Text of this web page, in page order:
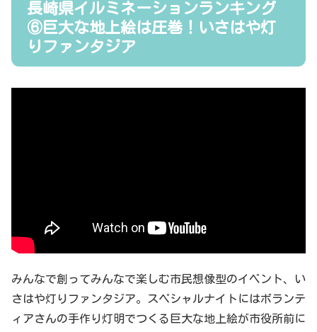
長崎県イルミネーションランキング
⑥巨大な地上絵は圧巻！いさはや灯
りファンタジア
みんなで創ってみんなで楽しむ市民想像型のイベント、い
さはや灯りファンタジア。スペシャルナイトにはボランテ
ィアさんの手作り灯明でつくる巨大な地上絵が市役所前に